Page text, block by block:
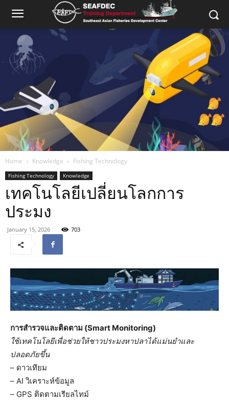
Home Knowledge Fishing Technology
Fishing Technology Knowledge
เทคโนโลยีเปลี่ยนโลกการ
ประมง
January 15, 2026 703
การสำรวจและติดตาม (Smart Monitoring)
ใช้เทคโนโลยีเพื่อช่วยให้ชาวประมงหาปลาได้แม่นยำและ
ปลอดภัยขึ้น
– ดาวเทียม
– AI วิเคราะห์ข้อมูล
– GPS ติดตามเรียลไทม์